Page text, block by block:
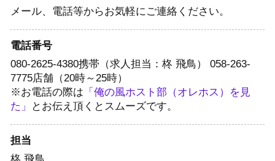
メール、電話等からお気軽にご連絡ください。
電話番号
080-2625-4380携帯（求人担当：柊 飛鳥）
058-263-
7775店舗（20時～25時）
※お電話の際は 「俺の風ホスト部（オレホス）を見
た」
とお伝え頂くとスムーズです。
担当